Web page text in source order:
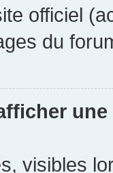
officiel
du
visibles